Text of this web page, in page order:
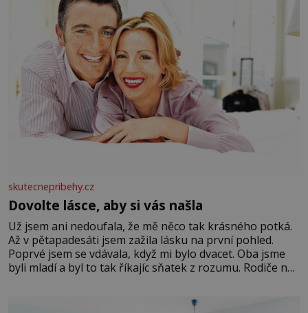
skutecnepribehy.cz
Dovolte lásce, aby si vás našla
Už jsem ani nedoufala, že mě něco tak krásného potká.
Až v pětapadesáti jsem zažila lásku na první pohled.
Poprvé jsem se vdávala, když mi bylo dvacet. Oba jsme
byli mladí a byl to tak říkajíc sňatek z rozumu. Rodiče nás